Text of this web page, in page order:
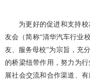
机构设置
历史沿革
离退休教师
研究生培养
专业介绍
科研方向
车辆动力工程研
智能出行研究所
学生工作
学生活动
科创活动
招生就业
本科生招生
校友工作
为更好的促进和支持
友会（简称“清华汽车行业
友、服务母校”为宗旨，充
的桥梁纽带作用，努力为
展社会交流和合作渠道、